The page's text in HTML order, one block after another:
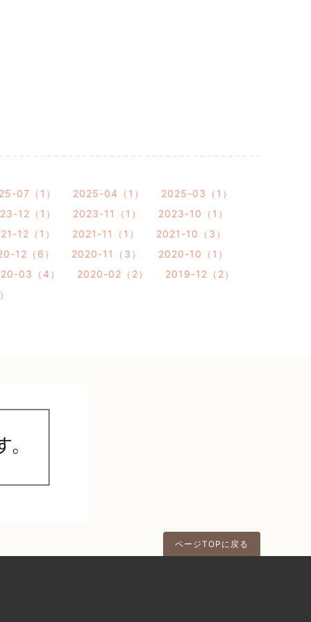
07（1） 2025-04（1）
2025-03（1）
12（1）
2023-11（1）
2023-10（1）
12（1）
2021-11（1）
2021-10（3）
12（6）
2020-11（3）
2020-10（1）
03（4）
2020-02（2）
2019-12（2）
ページTOPに戻る